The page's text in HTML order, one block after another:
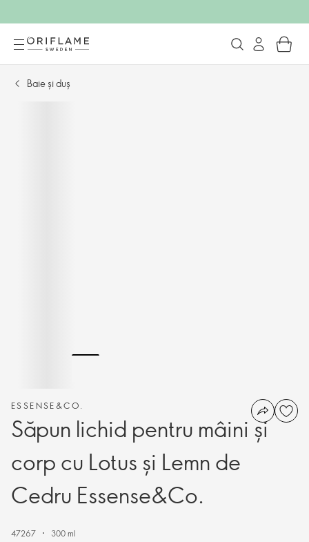
Baie și duș
ESSENSE&CO.
Săpun lichid pentru mâini și
corp cu Lotus și Lemn de
Cedru Essense&Co.
47267
300 ml